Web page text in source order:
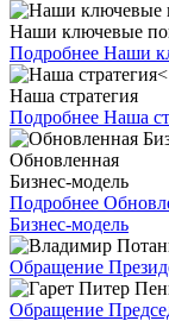
Наши ключевые
Подробнее Наши
Наша стратегия
Подробнее Наша
Обновленная
Бизнес-модель
Подробнее
Бизнес-модель
Обращение
Обращение